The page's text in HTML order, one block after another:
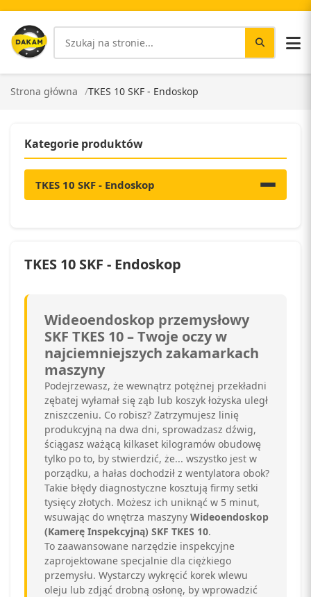
Strona główna TKES 10 SKF - Endoskop
Kategorie produktów
TKES 10 SKF - Endoskop
TKES 10 SKF - Endoskop
Wideoendoskop przemysłowy
SKF TKES 10 – Twoje oczy w
najciemniejszych zakamarkach
maszyny
Podejrzewasz, że wewnątrz potężnej przekładni
zębatej wyłamał się ząb lub koszyk łożyska uległ
zniszczeniu. Co robisz? Zatrzymujesz linię
produkcyjną na dwa dni, sprowadzasz dźwig,
ściągasz ważącą kilkaset kilogramów obudowę
tylko po to, by stwierdzić, że... wszystko jest w
porządku, a hałas dochodził z wentylatora obok?
Takie błędy diagnostyczne kosztują firmy setki
tysięcy złotych. Możesz ich uniknąć w 5 minut,
wsuwając do wnętrza maszyny Wideoendoskop
(Kamerę Inspekcyjną) SKF TKES 10.
To zaawansowane narzędzie inspekcyjne
zaprojektowane specjalnie dla ciężkiego
przemysłu. Wystarczy wykręcić korek wlewu
oleju lub zdjąć drobną osłonę, by wprowadzić